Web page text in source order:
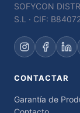
SOFYCON
S.L · CIF:
CONTACTAR
Garantía de